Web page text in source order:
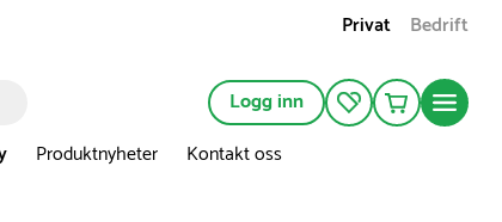
Privat Bedrift
Logg inn
Produktnyheter Kontakt oss